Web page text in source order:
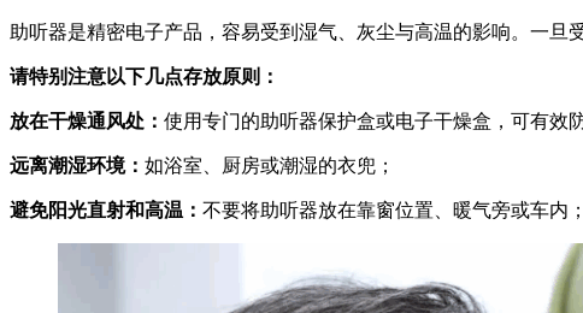
助听器是精密电子产品，容易受到湿气、灰尘与高温的影响。一旦
请特别注意以下几点存放原则：
放在干燥通风处： 使用专门的助听器保护盒或电子干燥盒，可有效
远离潮湿环境： 如浴室、厨房或潮湿的衣兜；
避免阳光直射和高温： 不要将助听器放在靠窗位置、暖气旁或车内；